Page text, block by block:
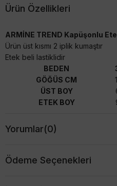
Ürün Özellikleri
ARMİNE TREND Kapüşonlu
Ürün üst kısmı 2 iplik kumaştır
Etek beli lastiklidir
BEDEN
GÖĞÜS CM
ÜST BOY
ETEK BOY
Yorumlar(0)
Ödeme Seçenekleri